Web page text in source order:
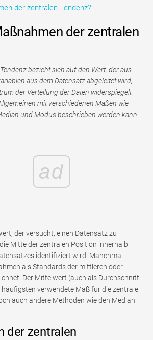
Tutorials
der zentralen Tendenz?
der zentralen
bezieht sich auf den Wert, der aus
aus dem Datensatz abgeleitet wird,
der Verteilung der Daten widerspiegelt
mit verschiedenen Maßen wie
und Modus beschrieben werden kann.
ad
der versucht, einen Datensatz zu
Mitte der zentralen Position innerhalb
identifiziert wird. Manchmal
als Standards der mittleren oder
Der Mittelwert (auch als Durchschnitt
verwendete Maß für die zentrale
auch andere Methoden wie den Median
der zentralen